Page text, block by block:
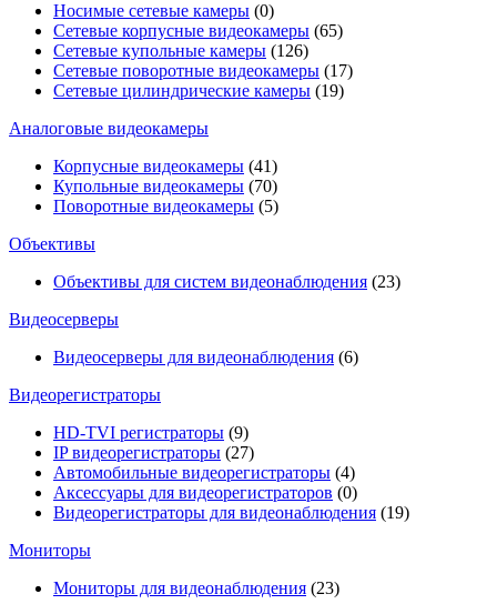
Носимые сетевые камеры (0)
Сетевые корпусные видеокамеры (65)
Сетевые купольные камеры (126)
Сетевые поворотные видеокамеры (17)
Сетевые цилиндрические камеры (19)
Аналоговые видеокамеры
Корпусные видеокамеры (41)
Купольные видеокамеры (70)
Поворотные видеокамеры (5)
Объективы
Объективы для систем видеонаблюдения (23)
Видеосерверы
Видеосерверы для видеонаблюдения (6)
Видеорегистраторы
HD-TVI регистраторы (9)
IP видеорегистраторы (27)
Автомобильные видеорегистраторы (4)
Аксессуары для видеорегистраторов (0)
Видеорегистраторы для видеонаблюдения (19)
Мониторы
Мониторы для видеонаблюдения (23)